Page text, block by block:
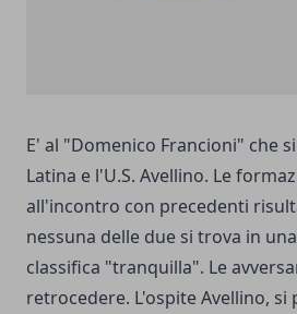
E' al "Domenico Francioni" che
Latina e l'U.S. Avellino. Le
all'incontro con precedenti
nessuna delle due si trova in
classifica "tranquilla". Le
retrocedere. L'ospite Avellino, si